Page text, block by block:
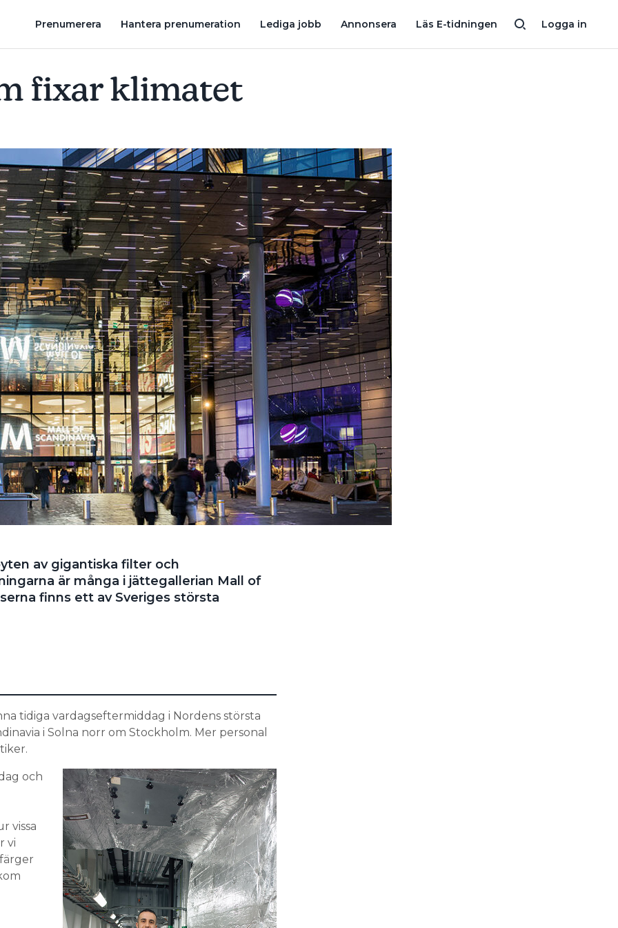
Logga in
Prenumerera Hantera prenumeration Lediga jobb Annonsera Läs E-tidningen
fixar klimatet
av gigantiska filter och
är många i jättegallerian Mall of
finns ett av Sveriges största
tidiga vardagseftermiddag i Nordens största
i Solna norr om Stockholm. Mer personal
och
vissa
vi
FÖR ENERGIBESPARING GÅR STICK I STÄV MED GOD VENTILATION” MILJARDBOLAGETS GRUNDARE: ”DET BLEV EN